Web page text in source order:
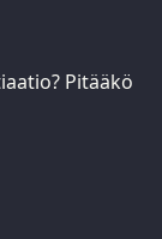
Pitääkö